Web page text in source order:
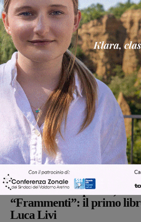
Ultime Notizie
Cultura Martina Giardi
Dal treno all’ospedale, la
“Frammenti”: il primo
Luca Livi